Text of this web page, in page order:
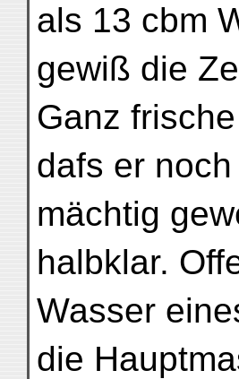
als 13 cbm
gewiß die
Ganz
dafs er
mächtig
halbklar.
Wasser
die